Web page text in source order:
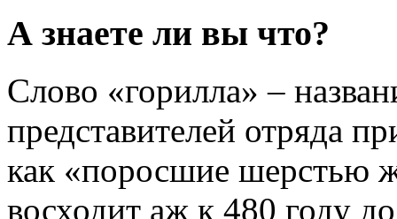
А знаете ли вы что?
Слово «горилла» –
представителей отряда
как «поросшие шерстью
восходит аж к 480 году